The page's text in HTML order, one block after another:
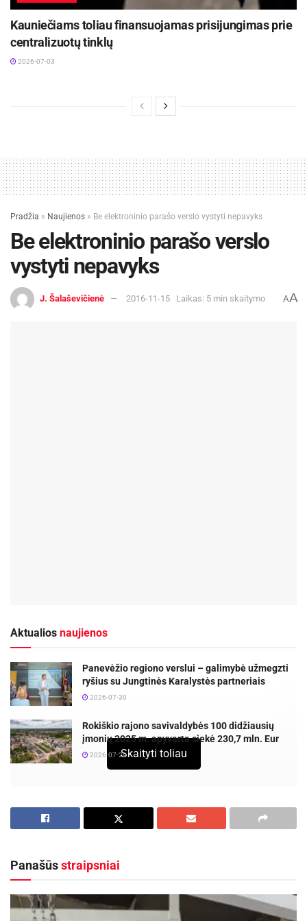
Kauniečiams toliau finansuojamas prisijungimas prie
centralizuotų tinklų
2026-07-03
Pradžia » Naujienos » Be elektroninio parašo verslo vystyti nepavyks
Be elektroninio parašo verslo
vystyti nepavyks
J. Šalaševičienė 2016-11-15 Laikas: 5 min skaitymo AA
Aktualios naujienos
Panevėžio regiono verslui – galimybė užmegzti
ryšius su Jungtinės Karalystės partneriais
2026-07-30
Rokiškio rajono savivaldybės 100 didžiausių
įmonių 2025 m. apyvarta siekė 230,7 mln. Eur
2026-07-29
Seniai seniai, gūdžiais 2010 m., Valstybės
tema „Smulkiojo ir vidutinio verslo plėtra“. Šiuo
sąlygas smulkaus ir vidutinio verslo (SVV)
Skaityti toliau
Panašūsstraipsniai